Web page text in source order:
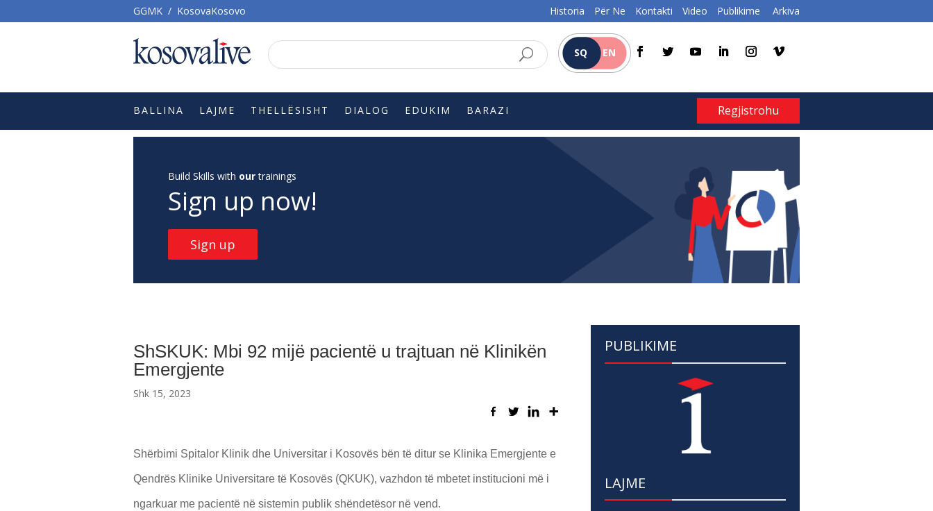
GGMK / KosovaKosovo Historia Për Ne Kontakti Video Publikime Arkiva
SQ EN
BALLINA LAJME THELLËSISHT DIALOG EDUKIM BARAZI Regjistrohu
Build Skills with ourtrainings
Sign up now!
Sign up
ShSKUK: Mbi 92 mijë pacientë u trajtuan në Klinikën
Emergjente
Shk 15, 2023
Shërbimi Spitalor Klinik dhe Universitar i Kosovës bën të ditur se Klinika Emergjente e
Qendrës Klinike Universitare të Kosovës (QKUK), vazhdon të mbetet institucioni më i
ngarkuar me pacientë në sistemin publik shëndetësor në vend.
PUBLIKIME
LAJME